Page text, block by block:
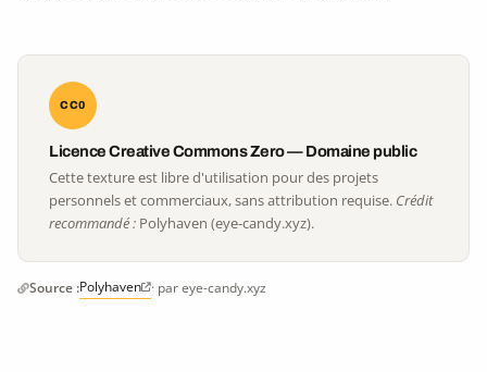
CC0
Licence Creative Commons Zero — Domaine public
Cette texture est libre d'utilisation pour des projets
personnels et commerciaux, sans attribution requise. Crédit
recommandé : Polyhaven (eye-candy.xyz).
Source :Polyhaven · par eye-candy.xyz